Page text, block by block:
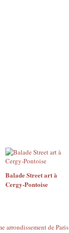
Balade Street art à
Cergy-Pontoise
arrondissement de Paris